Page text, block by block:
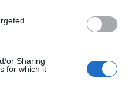
or Sharing
for which it
di un
vasta cultura nel
aveva iniziato ,
( inventio indica
riveste